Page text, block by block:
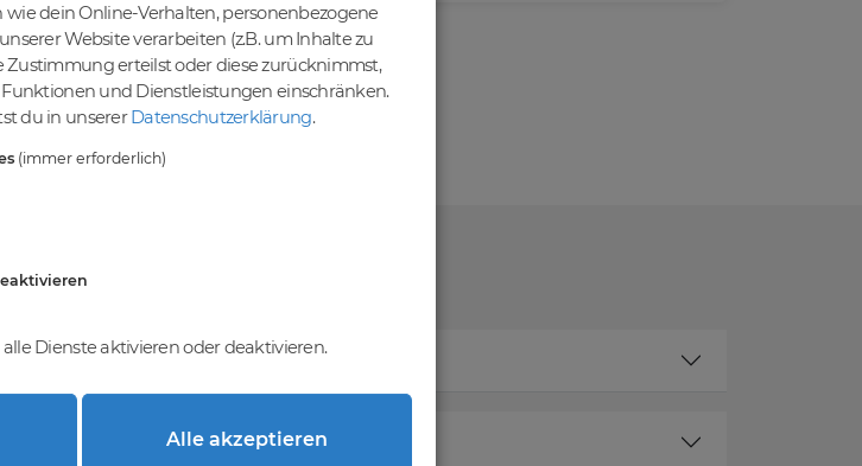
Kein Gebotsverfahren
Einfaches System - Deine
Orders werden nach dem First-
Come-First-Serve-Prinzip
dein Online-Verhalten, personenbezogene
Website verarbeiten (z.B. um Inhalte zu
Zustimmung erteilst oder diese zurücknimmst,
und Dienstleistungen einschränken.
du in unsererDatenschutzerklärung.
(immer erforderlich)
Dienste aktivieren oder deaktivieren.
Alle akzeptieren